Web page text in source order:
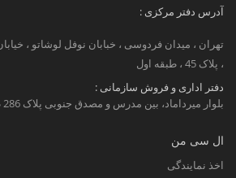
آدرس دفتر مرکزی :
تهران ، میدان فردوسی ، خبابان نوفل لوشاتو ،
، پلاک 45 ، طبقه اول
دفتر اداری و فروش سازمانی :
بلوار میرداماد، بین مدرس و مصدق جنوبی پلاک 286 طبقه اول
ال سی من
اخذ نمایندگی